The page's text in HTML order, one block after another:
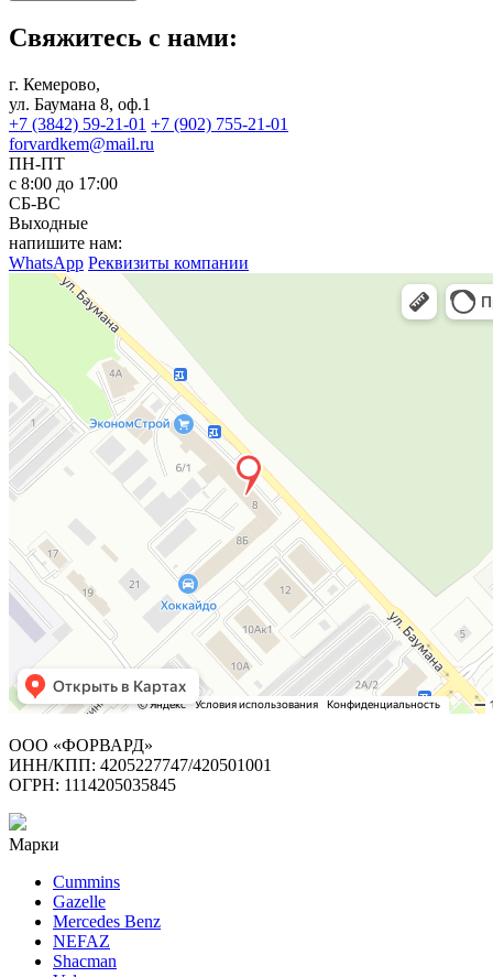
Свяжитесь с нами:
г. Кемерово,
ул. Баумана 8, оф.1
+7 (3842) 59-21-01 +7 (902) 755-21-01
forvardkem@mail.ru
ПН-ПТ
с 8:00 до 17:00
СБ-ВС
Выходные
напишите нам:
WhatsApp Реквизиты компании
ООО «ФОРВАРД»
ИНН/КПП: 4205227747/420501001
ОГРН: 1114205035845
Марки
Cummins
Gazelle
Mercedes Benz
NEFAZ
Shacman